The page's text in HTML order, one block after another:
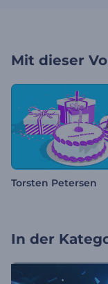
Mit dieser
Torsten Petersen
In der